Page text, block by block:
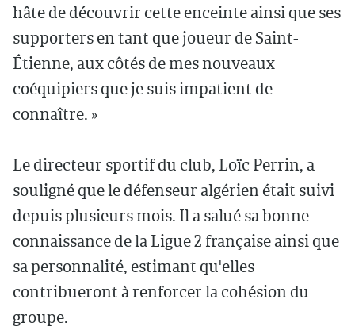
hâte de découvrir cette enceinte ainsi que ses
supporters en tant que joueur de Saint-
Étienne, aux côtés de mes nouveaux
coéquipiers que je suis impatient de
connaître. »
Le directeur sportif du club, Loïc Perrin, a
souligné que le défenseur algérien était suivi
depuis plusieurs mois. Il a salué sa bonne
connaissance de la Ligue 2 française ainsi que
sa personnalité, estimant qu'elles
contribueront à renforcer la cohésion du
groupe.